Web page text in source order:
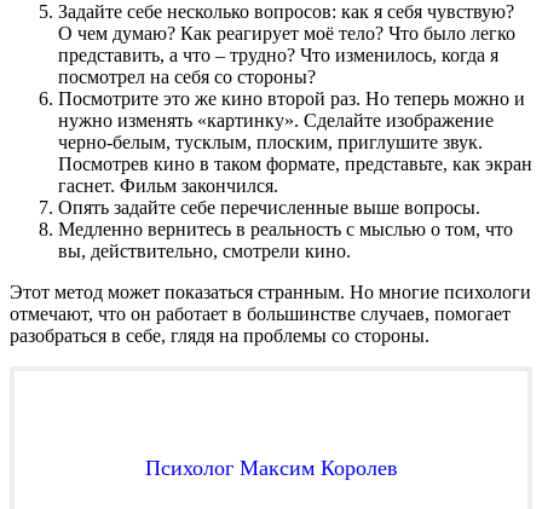
Задайте себе несколько вопросов: как я себя чувствую?
О чем думаю? Как реагирует моё тело? Что было легко
представить, а что – трудно? Что изменилось, когда я
посмотрел на себя со стороны?
Посмотрите это же кино второй раз. Но теперь можно и
нужно изменять «картинку». Сделайте изображение
черно-белым, тусклым, плоским, приглушите звук.
Посмотрев кино в таком формате, представьте, как экран
гаснет. Фильм закончился.
Опять задайте себе перечисленные выше вопросы.
Медленно вернитесь в реальность с мыслью о том, что
вы, действительно, смотрели кино.
Этот метод может показаться странным. Но многие психологи
отмечают, что он работает в большинстве случаев, помогает
разобраться в себе, глядя на проблемы со стороны.
Психолог Максим Королев